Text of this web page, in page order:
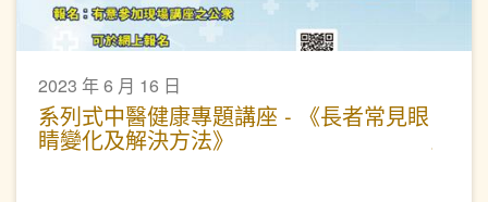
2023 年 6 月 16 日
系列式中醫健康專題講座 - 《長者常見眼
睛變化及解決方法》